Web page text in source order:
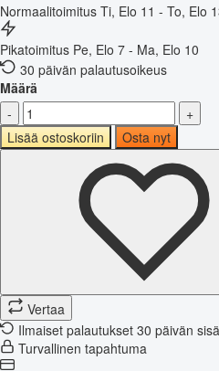
Normaalitoimitus Ti, Elo 11 - To, Elo
Pikatoimitus Pe, Elo 7 - Ma, Elo 10
30 päivän palautusoikeus
Määrä
-
+
Lisää ostoskoriin
Osta nyt
Vertaa
Ilmaiset palautukset 30 päivän
Turvallinen tapahtuma